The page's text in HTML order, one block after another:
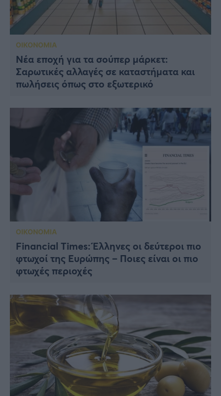
ΟΙΚΟΝΟΜΙΑ
Νέα εποχή για τα σούπερ μάρκετ:
Σαρωτικές αλλαγές σε καταστήματα και
πωλήσεις όπως στο εξωτερικό
ΟΙΚΟΝΟΜΙΑ
Financial Times: Έλληνες οι δεύτεροι πιο
φτωχοί της Ευρώπης – Ποιες είναι οι πιο
φτωχές περιοχές